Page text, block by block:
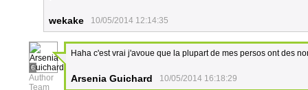
wekake 10/05/2014 12:14:35
6
Author
Team
Haha c'est vrai j'avoue que la plupart de mes persos ont des
Arsenia Guichard 10/05/2014 16:18:29